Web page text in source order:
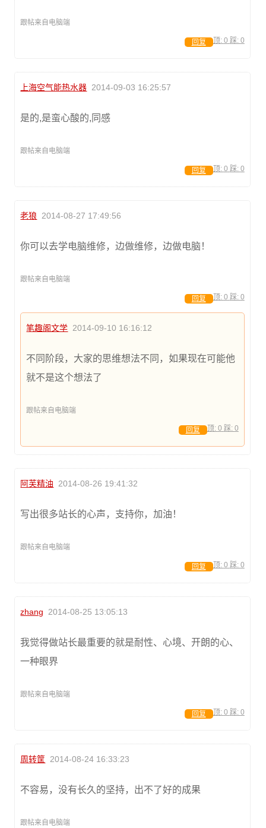
跟帖来自电脑端
顶: 0 踩: 0
回复
上海空气能热水器 2014-09-03 16:25:57
是的,是蛮心酸的,同感
跟帖来自电脑端
顶: 0 踩: 0
回复
老狼 2014-08-27 17:49:56
你可以去学电脑维修，边做维修，边做电脑！
跟帖来自电脑端
顶: 0 踩: 0
回复
笔趣阁文学 2014-09-10 16:16:12
不同阶段，大家的思维想法不同，如果现在可能他
就不是这个想法了
跟帖来自电脑端
顶: 0 踩: 0
回复
阿芙精油 2014-08-26 19:41:32
写出很多站长的心声，支持你，加油！
跟帖来自电脑端
顶: 0 踩: 0
回复
zhang 2014-08-25 13:05:13
我觉得做站长最重要的就是耐性、心境、开朗的心、
一种眼界
跟帖来自电脑端
顶: 0 踩: 0
回复
周转筐 2014-08-24 16:33:23
不容易，没有长久的坚持，出不了好的成果
跟帖来自电脑端